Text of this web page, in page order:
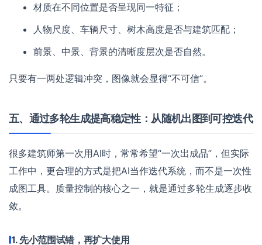
材质在不同位置是否呈现同一特征；
人物尺度、车辆尺寸、树木高度是否与建筑匹配；
前景、中景、背景的清晰度层次是否自然。
只要有一两处逻辑冲突，图像就会显得“不可信”。
五、通过多轮生成提高稳定性：从随机出图到可控迭代
很多建筑师第一次用AI时，常常希望“一次出成品”，但实际
工作中，更合理的方式是把AI当作迭代系统，而不是一次性
成图工具。质量控制的核心之一，就是通过多轮生成逐步收
敛。
1. 先小范围试错，再扩大使用